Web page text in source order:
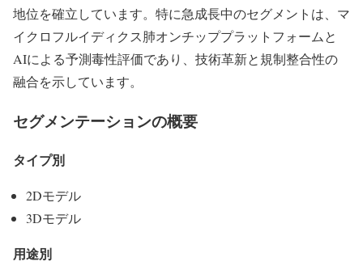
地位を確立しています。特に急成長中のセグメントは、マ
イクロフルイディクス肺オンチッププラットフォームと
AIによる予測毒性評価であり、技術革新と規制整合性の
融合を示しています。
セグメンテーションの概要
タイプ別
2Dモデル
3Dモデル
用途別